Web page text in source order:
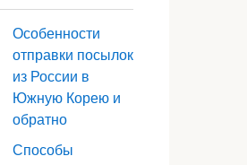
Особенности
отправки посылок
из России в
Южную Корею и
обратно
Способы